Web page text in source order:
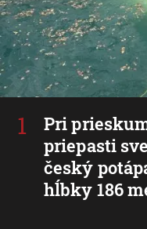
Pri
priepasti
český
hĺbky 186